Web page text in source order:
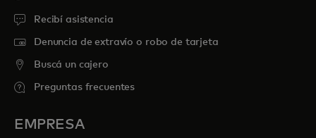
Recibí asistencia
Denuncia de extravío o robo de tarjeta
Buscá un cajero
Preguntas frecuentes
EMPRESA